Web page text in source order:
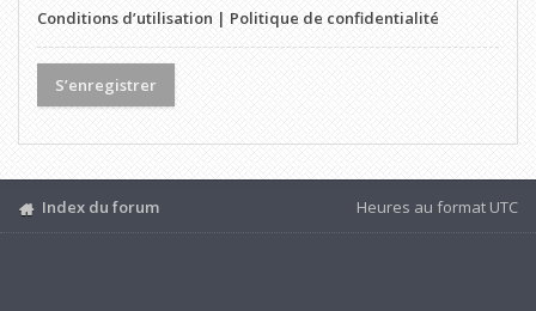
Conditions d’utilisation | Politique de confidentialité
S’enregistrer
Index du forum Heures au format UTC